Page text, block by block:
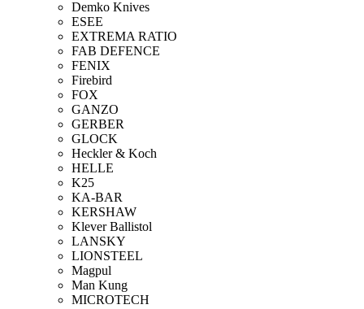
Demko Knives
ESEE
EXTREMA RATIO
FAB DEFENCE
FENIX
Firebird
FOX
GANZO
GERBER
GLOCK
Heckler & Koch
HELLE
K25
KA-BAR
KERSHAW
Klever Ballistol
LANSKY
LIONSTEEL
Magpul
Man Kung
MICROTECH